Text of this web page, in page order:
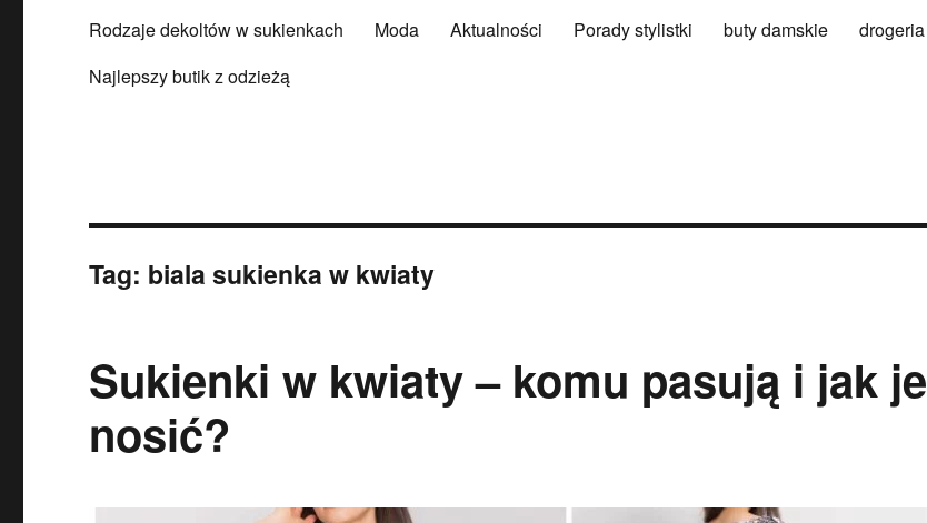
Rodzaje dekoltów w sukienkach
Moda Aktualności Porady stylistki buty damskie drogeria
Najlepszy butik z odzieżą
Tag: biala sukienka w kwiaty
Sukienki w kwiaty – komu pasują i jak je
nosić?